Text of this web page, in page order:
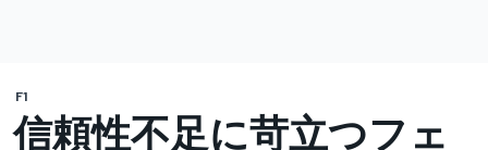
F1
信頼性不足に苛立つフェ